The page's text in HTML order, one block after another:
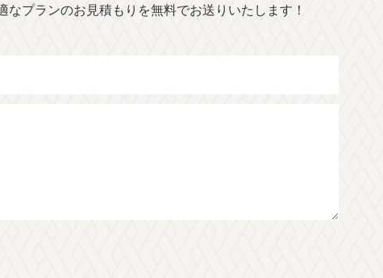
プランのお見積もりを無料でお送りいたします！